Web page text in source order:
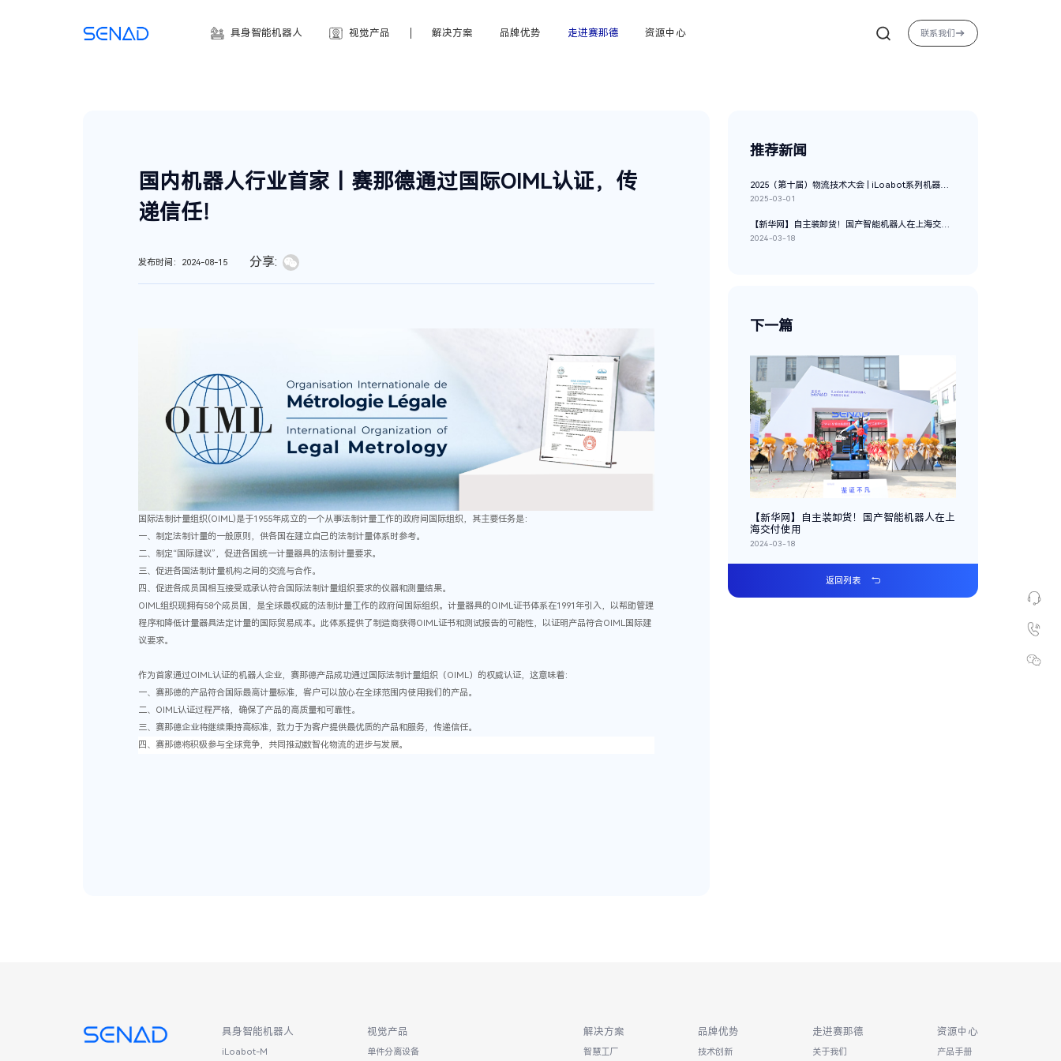
具身智能机器人 视觉产品 解决方案 品牌优势 走进赛那德 资源中心 联系我们
国内机器人行业首家丨赛那德通过国际OIML认证，传
递信任！
发布时间：2024-08-15 分享:
国际法制计量组织(OIML)是于1955年成立的一个从事法制计量工作的政府间国际组织，其主要任务是：
一、制定法制计量的一般原则，供各国在建立自己的法制计量体系时参考。
二、制定“国际建议”，促进各国统一计量器具的法制计量要求。
三、促进各国法制计量机构之间的交流与合作。
四、促进各成员国相互接受或承认符合国际法制计量组织要求的仪器和测量结果。
OIML组织现拥有58个成员国，是全球最权威的法制计量工作的政府间国际组织。计量器具的OIML证书体系在1991年引入，以帮助管理
程序和降低计量器具法定计量的国际贸易成本。此体系提供了制造商获得OIML证书和测试报告的可能性，以证明产品符合OIML国际建
议要求。
作为首家通过OIML认证的机器人企业，赛那德产品成功通过国际法制计量组织（OIML）的权威认证，这意味着：
一、 赛那德的产品符合国际最高计量标准，客户可以放心在全球范围内使用我们的产品。
二、 OIML认证过程严格，确保了产品的高质量和可靠性。
三、 赛那德企业将继续秉持高标准，致力于为客户提供最优质的产品和服务，传递信任。
四、赛那德将积极参与全球竞争，共同推动数智化物流的进步与发展。
推荐新闻
2025（第十届）物流技术大会 | iLoabot系列机器人获创新案例奖，具身智能重构物流新质生产力
2025-03-01
【新华网】自主装卸货！国产智能机器人在上海交付使用
2024-03-18
下一篇
【新华网】自主装卸货！国产智能机器人在上
海交付使用
2024-03-18
返回列表
具身智能机器人
iLoabot-M
视觉产品
单件分离设备
解决方案
智慧工厂
品牌优势
技术创新
走进赛那德
关于我们
资源中心
产品手册